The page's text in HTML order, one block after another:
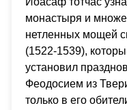
монастыря и
нетленных мощей
(1522-1539),
установил
Феодосием из
только в его